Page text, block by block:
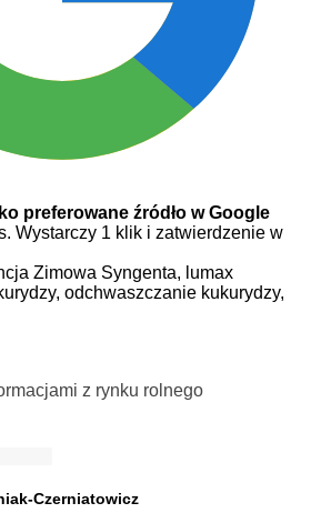
preferowane źródło w Google
Wystarczy 1 klik i zatwierdzenie w
Zimowa Syngenta, lumax
odchwaszczanie kukurydzy,
z rynku rolnego
Czerniatowicz